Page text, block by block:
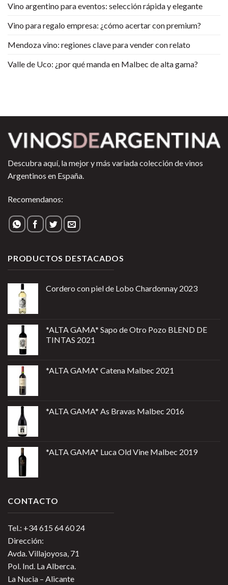
Vino argentino para eventos: selección rápida y elegante
Vino para regalo empresa: ¿cómo acertar con premium?
Mendoza vino: regiones clave para vender con relato
Valle de Uco: ¿por qué manda en Malbec de alta gama?
Descubra aquí, la mejor y más variada colección de vinos
Argentinos en España.
Recomendanos:
PRODUCTOS DESTACADOS
Cordero con piel de Lobo Chardonnay 2023
*ALTA GAMA* Sapo de Otro Pozo BLEND DE
TINTAS 2021
*ALTA GAMA* Catena Malbec 2021
*ALTA GAMA* As Bravas Malbec 2016
*ALTA GAMA* Luca Old Vine Malbec 2019
CONTACTO
Tel.: +34 615 64 60 24
Dirección:
Avda. Villajoyosa, 71
Pol. Ind. La Alberca.
La Nucia – Alicante